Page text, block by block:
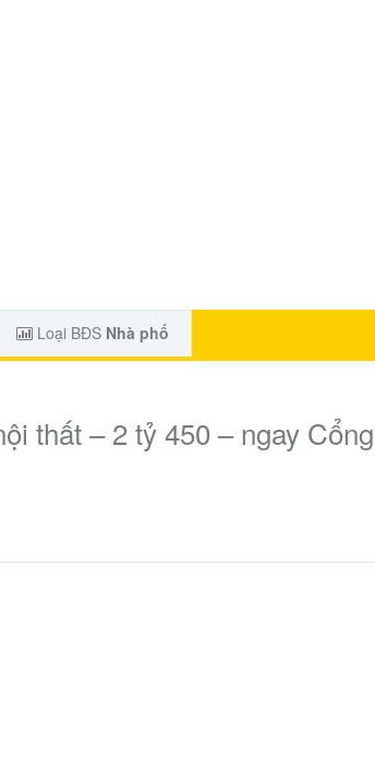
Loại BĐS Nhà phố
thất – 2 tỷ 450 – ngay